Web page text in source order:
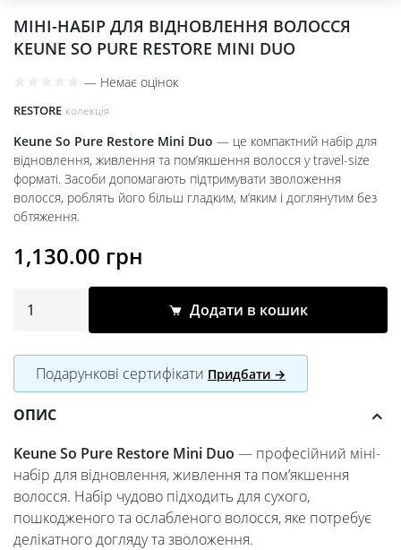
МІНІ-НАБІР ДЛЯ ВІДНОВЛЕННЯ ВОЛОССЯ
KEUNE SO PURE RESTORE MINI DUO
— Немає оцінок
RESTORE колекція
Keune So Pure Restore Mini Duo — це компактний набір для
відновлення, живлення та пом’якшення волосся у travel-size
форматі. Засоби допомагають підтримувати зволоження
волосся, роблять його більш гладким, м’яким і доглянутим без
обтяження.
1,130.00 грн
Додати в кошик
Подарункові сертифікати Придбати →
ОПИС
Keune So Pure Restore Mini Duo — професійний міні-
набір для відновлення, живлення та пом’якшення
волосся. Набір чудово підходить для сухого,
пошкодженого та ослабленого волосся, яке потребує
делікатного догляду та зволоження.